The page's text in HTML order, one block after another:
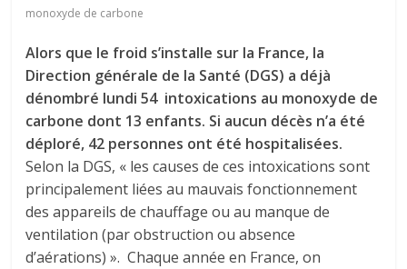
monoxyde de carbone
Alors que le froid s’installe sur la France, la
Direction générale de la Santé (DGS) a déjà
dénombré lundi 54 intoxications au monoxyde de
carbone dont 13 enfants. Si aucun décès n’a été
déploré, 42 personnes ont été hospitalisées.
Selon la DGS, « les causes de ces intoxications sont
principalement liées au mauvais fonctionnement
des appareils de chauffage ou au manque de
ventilation (par obstruction ou absence
d’aérations) ». Chaque année en France, on